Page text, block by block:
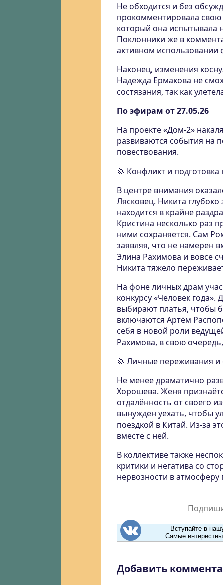
Не обходится и без
прокомментировала свою
который она испытывала
Поклонники же в
активном использовании
Наконец, изменения
Надежда Ермакова не
состязания, так как
По эфирам от 27.05.26
На проекте «Дом-2»
развиваются события на
повествования.
💢 Конфликт и подготовка
В центре внимания
Лясковец. Никита
находится в крайне
Кристина несколько раз
ними сохраняется. Сам
заявляя, что не намерен
Элина Рахимова и вовсе
Никита тяжело
На фоне личных драм
конкурсу «Человек
выбирают платья, чтобы
включаются Артём
себя в новой роли
Рахимова, в свою
💢 Личные переживания и
Не менее драматично
Хорошева. Женя
отдалённость от своего
вынужден уехать, чтобы
поездкой в Китай. Из-за
вместе с ней.
В коллективе также
критики и негатива со
нервозности в атмосферу
Вступайте в
Самые
Добавить